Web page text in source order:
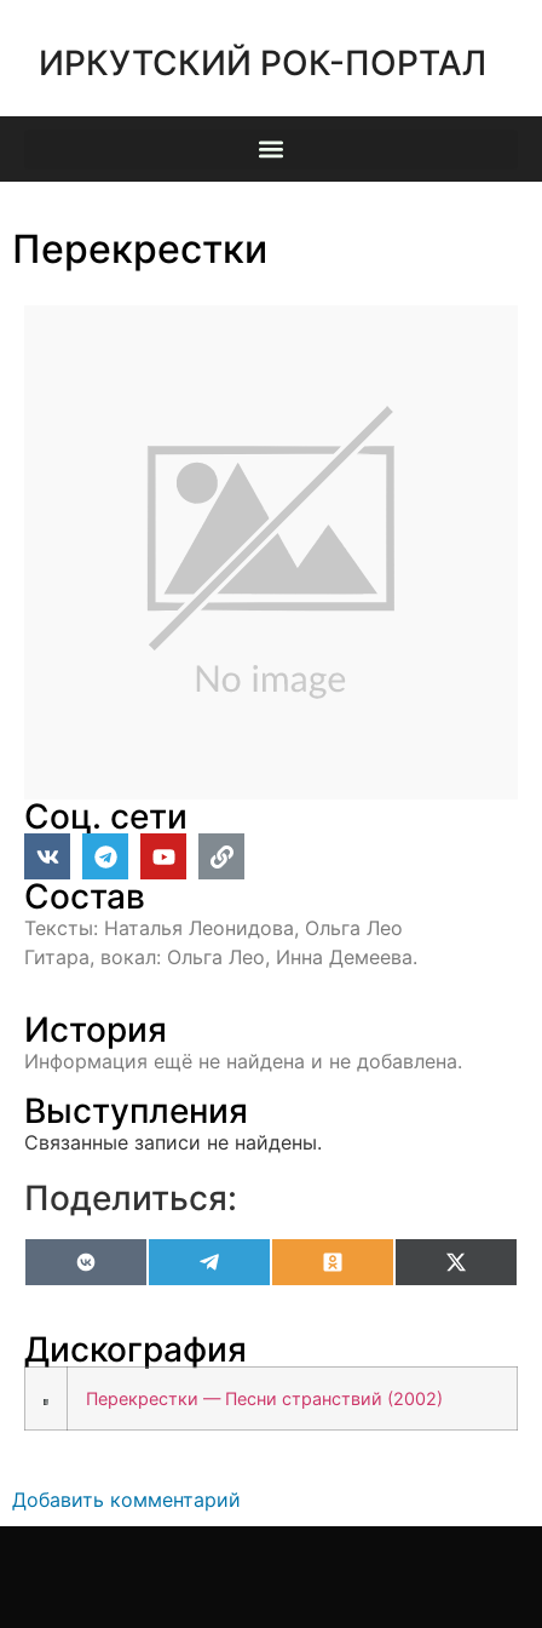
ИРКУТСКИЙ РОК-ПОРТАЛ
Перекрестки
Соц. сети
Состав
Тексты: Наталья Леонидова, Ольга Лео
Гитара, вокал: Ольга Лео, Инна Демеева.
История
Информация ещё не найдена и не добавлена.
Выступления
Связанные записи не найдены.
Поделиться:
VK OdnoklassnikiX
Дискография
Перекрестки — Песни странствий (2002)
Добавить комментарий